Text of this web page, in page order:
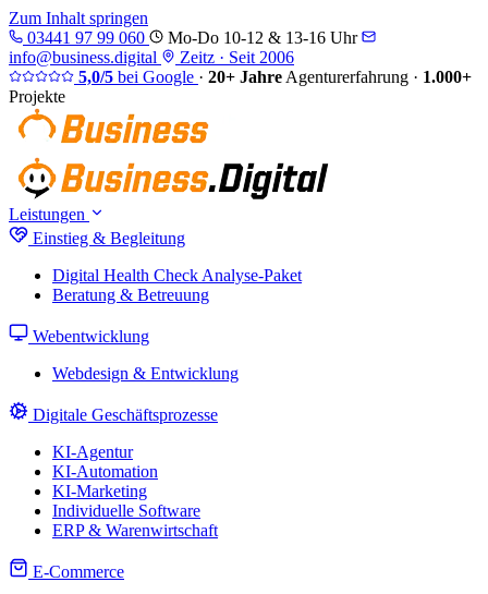
Zum Inhalt springen
03441 97 99 060
Mo-Do 10-12 & 13-16 Uhr
info@business.digital
Zeitz · Seit 2006
5,0/5 bei Google · 20+ Jahre Agenturerfahrung · 1.000+
Projekte
Leistungen
Einstieg & Begleitung
Digital Health Check Analyse-Paket
Beratung & Betreuung
Webentwicklung
Webdesign & Entwicklung
Digitale Geschäftsprozesse
KI-Agentur
KI-Automation
KI-Marketing
Individuelle Software
ERP & Warenwirtschaft
E-Commerce